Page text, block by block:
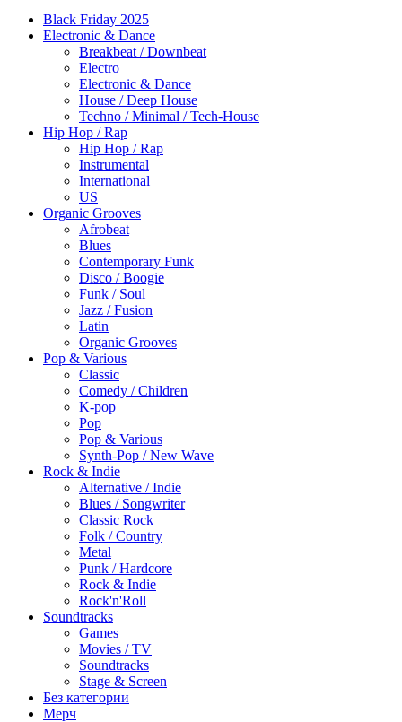
Black Friday 2025
Electronic & Dance
Breakbeat / Downbeat
Electro
Electronic & Dance
House / Deep House
Techno / Minimal / Tech-House
Hip Hop / Rap
Hip Hop / Rap
Instrumental
International
US
Organic Grooves
Afrobeat
Blues
Contemporary Funk
Disco / Boogie
Funk / Soul
Jazz / Fusion
Latin
Organic Grooves
Pop & Various
Classic
Comedy / Children
K-pop
Pop
Pop & Various
Synth-Pop / New Wave
Rock & Indie
Alternative / Indie
Blues / Songwriter
Classic Rock
Folk / Country
Metal
Punk / Hardcore
Rock & Indie
Rock'n'Roll
Soundtracks
Games
Movies / TV
Soundtracks
Stage & Screen
Без категории
Мерч